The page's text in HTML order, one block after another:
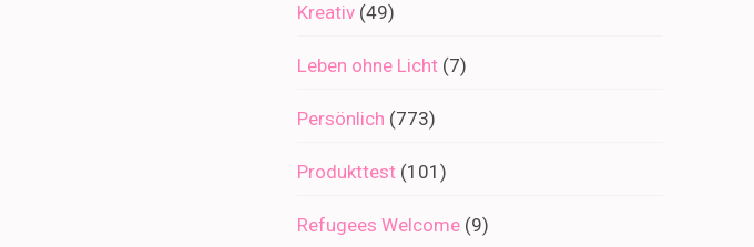
Kreativ (49)
Leben ohne Licht (7)
Persönlich (773)
Produkttest (101)
Refugees Welcome (9)